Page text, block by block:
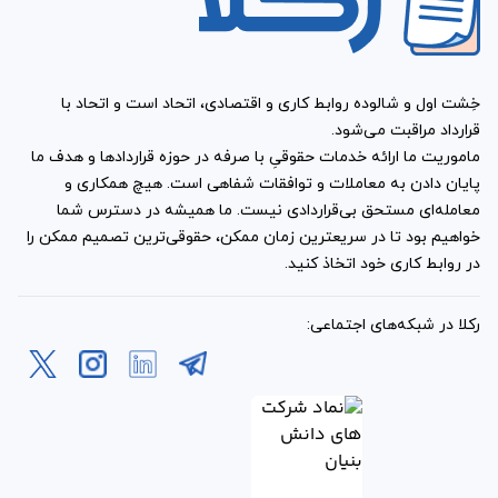
قسمت نهایی این قرارداد، به نُسَخ قرارداد و اعتبار حقوقی
این قرارداد، چه راه‌ حل‌هایی را
در مواقع نقض تعهدات طرفین
پیش بینی کرده است؟
نقض تعهدات موجر یا مستاجر یا هردوی آن‌ها را مورد بررسی
قرار می‌دهد. علاوه بر آن، در مواردی که برای نقض تعهدات
طرفین ضمانت اجرای خاصی بیان نشده، این قرارداد یک ضمانت
اجرای کلی را برای تامین منافع شما در نظر گرفته است.
آیا پس از تهیه این قرارداد،
خِشت اول و شالوده روابط کاری و اقتصادی، اتحاد است و اتحاد با
قرارداد مراقبت می‌شود.
ماموریت ما ارائه خدمات حقوقیِ با صرفه در حوزه قراردادها و هدف ما
پایان دادن به معاملات و توافقات شفاهی است. هیچ همکاری و
معامله‌ای مستحق بی‌قراردادی نیست. ما همیشه در دسترس شما
خواهیم بود تا در سریعترین زمان ممکن، حقوقی‌ترین تصمیم ممکن را
در روابط کاری خود اتخاذ کنید.
رکلا در شبکه‌های اجتماعی: